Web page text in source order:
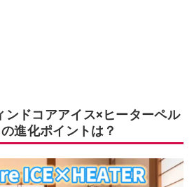
ンドコアアイス×ヒーターペル
進化ポイントは？